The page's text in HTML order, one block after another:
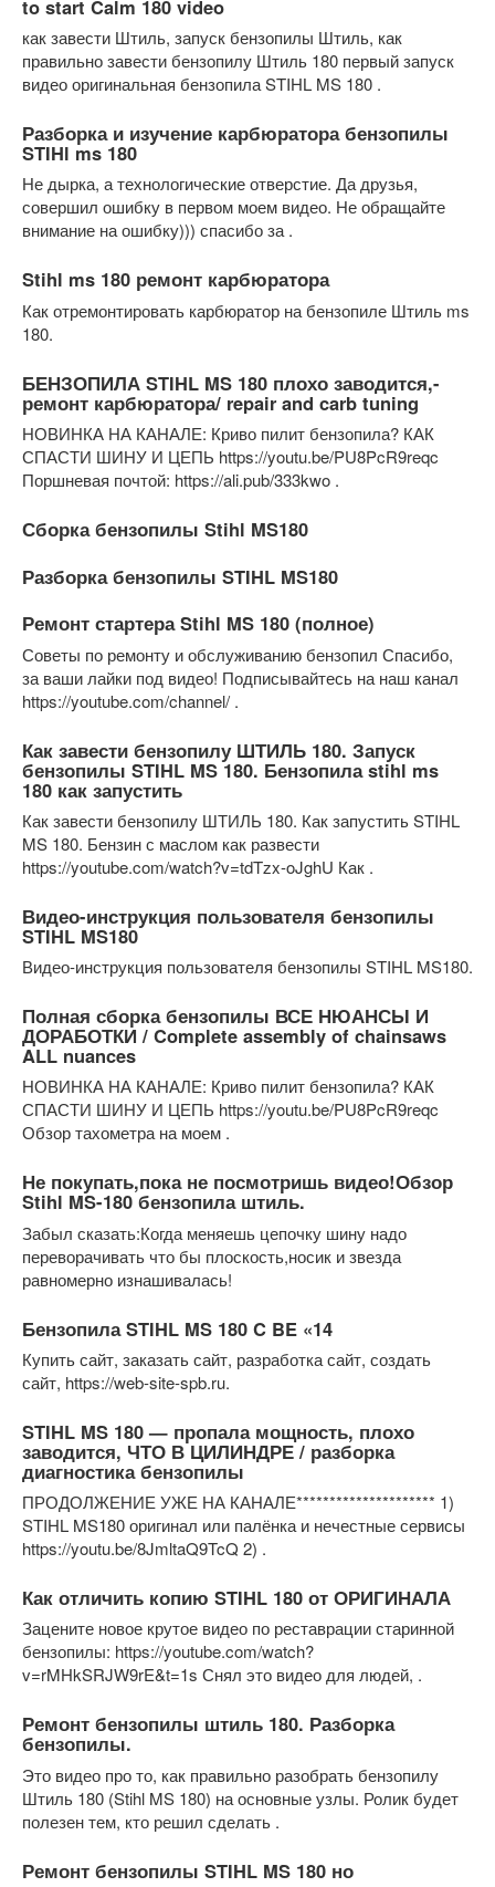
to start Calm 180 video
как завести Штиль, запуск бензопилы Штиль, как
правильно завести бензопилу Штиль 180 первый запуск
видео оригинальная бензопила STIHL MS 180 .
Разборка и изучение карбюратора бензопилы
STIHl ms 180
Не дырка, а технологические отверстие. Да друзья,
совершил ошибку в первом моем видео. Не обращайте
внимание на ошибку))) спасибо за .
Stihl ms 180 ремонт карбюратора
Как отремонтировать карбюратор на бензопиле Штиль ms
180.
БЕНЗОПИЛА STIHL MS 180 плохо заводится,-
ремонт карбюратора/ repair and carb tuning
НОВИНКА НА КАНАЛЕ: Криво пилит бензопила? КАК
СПАСТИ ШИНУ И ЦЕПЬ https://youtu.be/PU8PcR9reqc
Поршневая почтой: https://ali.pub/333kwo .
Сборка бензопилы Stihl MS180
Разборка бензопилы STIHL MS180
Ремонт стартера Stihl MS 180 (полное)
Советы по ремонту и обслуживанию бензопил Спасибо,
за ваши лайки под видео! Подписывайтесь на наш канал
https://youtube.com/channel/ .
Как завести бензопилу ШТИЛЬ 180. Запуск
бензопилы STIHL MS 180. Бензопила stihl ms
180 как запустить
Как завести бензопилу ШТИЛЬ 180. Как запустить STIHL
MS 180. Бензин с маслом как развести
https://youtube.com/watch?v=tdTzx-oJghU Как .
Видео-инструкция пользователя бензопилы
STIHL MS180
Видео-инструкция пользователя бензопилы STIHL MS180.
Полная сборка бензопилы ВСЕ НЮАНСЫ И
ДОРАБОТКИ / Complete assembly of chainsaws
ALL nuances
НОВИНКА НА КАНАЛЕ: Криво пилит бензопила? КАК
СПАСТИ ШИНУ И ЦЕПЬ https://youtu.be/PU8PcR9reqc
Обзор тахометра на моем .
Не покупать,пока не посмотришь видео!Обзор
Stihl MS-180 бензопила штиль.
Забыл сказать:Когда меняешь цепочку шину надо
переворачивать что бы плоскость,носик и звезда
равномерно изнашивалась!
Бензопила STIHL MS 180 C BE «14
Купить сайт, заказать сайт, разработка сайт, создать
сайт, https://web-site-spb.ru.
STIHL MS 180 — пропала мощность, плохо
заводится, ЧТО В ЦИЛИНДРЕ / разборка
диагностика бензопилы
ПРОДОЛЖЕНИЕ УЖЕ НА КАНАЛЕ********************* 1)
STIHL MS180 оригинал или палёнка и нечестные сервисы
https://youtu.be/8JmltaQ9TcQ 2) .
Как отличить копию STIHL 180 от ОРИГИНАЛА
Зацените новое крутое видео по реставрации старинной
бензопилы: https://youtube.com/watch?
v=rMHkSRJW9rE&t=1s Снял это видео для людей, .
Ремонт бензопилы штиль 180. Разборка
бензопилы.
Это видео про то, как правильно разобрать бензопилу
Штиль 180 (Stihl MS 180) на основные узлы. Ролик будет
полезен тем, кто решил сделать .
Ремонт бензопилы STIHL MS 180 но